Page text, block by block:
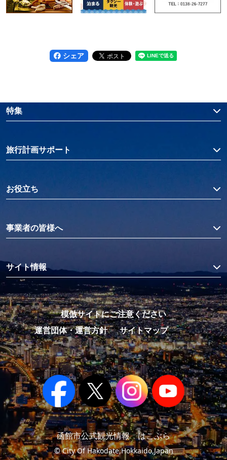
シェア
特集
旅行計画サポート
お役立ち
事業者の皆様へ
サイト情報
模倣サイトにご注意ください
運営団体・運営方針
サイトマップ
函館市公式観光情報 はこぶら
© City Of Hakodate,Hokkaido,Japan